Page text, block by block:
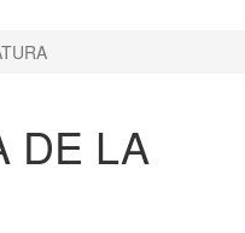
DE LA